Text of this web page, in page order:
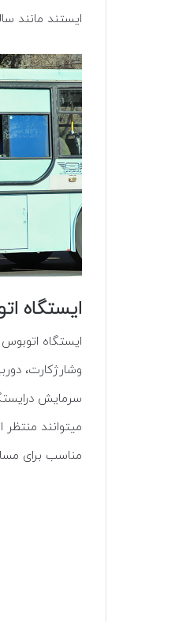
ایستند مانند
ایستگاه
ایستگاه
وشارژکارت،
سرمایش
میتوانند
مناسب برای